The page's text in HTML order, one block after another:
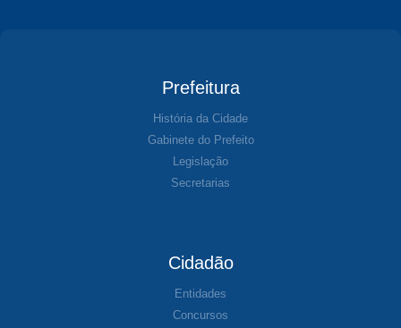
Prefeitura
História da Cidade
Gabinete do Prefeito
Legislação
Secretarias
Cidadão
Entidades
Concursos